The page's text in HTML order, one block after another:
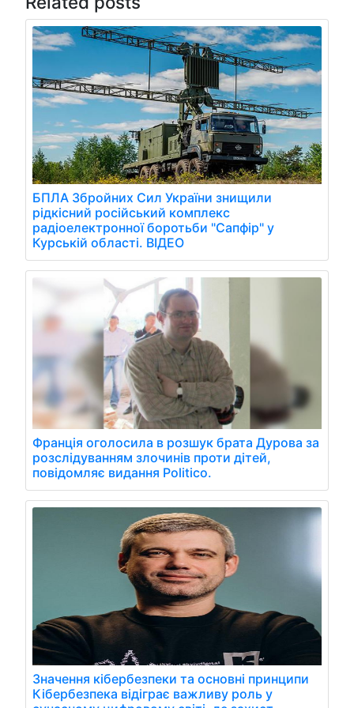
БПЛА Збройних Сил України знищили
рідкісний російський комплекс
радіоелектронної боротьби "Сапфір" у
Курській області. ВІДЕО
Франція оголосила в розшук брата Дурова за
розслідуванням злочинів проти дітей,
повідомляє видання Politico.
Значення кібербезпеки та основні принципи
Кібербезпека відіграє важливу роль у